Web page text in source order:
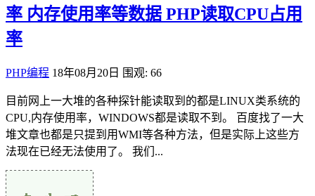
率 内存使用率等数据 PHP读取CPU占用
率
PHP编程 18年08月20日 围观: 66
目前网上一大堆的各种探针能读取到的都是LINUX类系统的
CPU,内存使用率，WINDOWS都是读取不到。 百度找了一大
堆文章也都是只提到用WMI等各种方法，但是实际上这些方
法现在已经无法使用了。 我们...